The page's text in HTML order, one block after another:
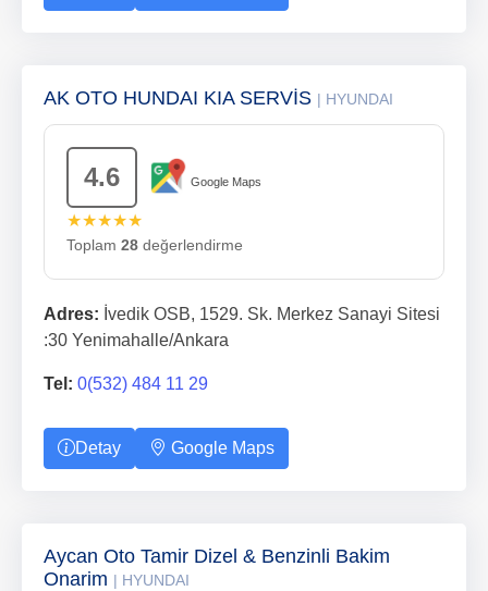
AK OTO HUNDAI KIA SERVİS | HYUNDAI
4.6 Google Maps
★★★★★
Toplam 28 değerlendirme
Adres: İvedik OSB, 1529. Sk. Merkez Sanayi Sitesi
:30 Yenimahalle/Ankara
Tel: 0(532) 484 11 29
Detay Google Maps
Aycan Oto Tamir Dizel & Benzinli Bakim
Onarim | HYUNDAI